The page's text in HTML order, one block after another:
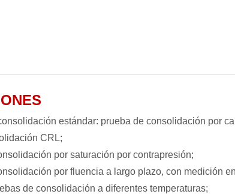
estándar: prueba de consolidación por
CRL;
por saturación por contrapresión;
por fluencia a largo plazo, con medición
de consolidación a diferentes temperaturas;